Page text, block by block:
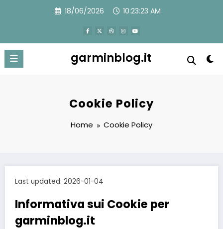
18/06/2026 10:23:23 AM
garminblog.it
Cookie Policy
Home Cookie Policy
Last updated: 2026-01-04
Informativa sui Cookie per
garminblog.it